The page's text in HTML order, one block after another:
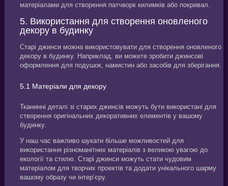
матеріалами для створення патчворк килимків або покривал.
5. Використання для створення оновленого
декору в будинку
Старі джинси можна використовувати для створення оновленого
декору в будинку. Наприклад, ви можете зробити джинсові
оформлення для подушок, намистин або засобів для зберігання.
5.1 Матеріали для декору
Тканинні деталі зі старих джинсів можуть бути використані для
створення оригінальних декоративних елементів у вашому
будинку.
У наш час важливо шукати більше можливостей для
використання різноманітних матеріалів з великою увагою до
екології та стилю. Старі джинси можуть стати чудовим
матеріалом для творчих проектів та додати унікального шарму
вашому образу чи інтер’єру.